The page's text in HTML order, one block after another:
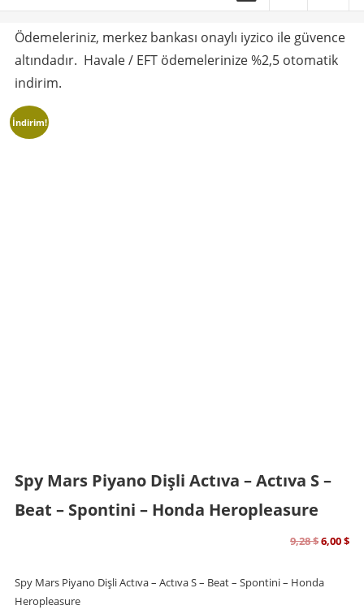
Ödemeleriniz, merkez bankası onaylı iyzico ile güvence
altındadır. Havale / EFT ödemelerinize %2,5 otomatik
indirim.
İndirim!
Spy Mars Piyano Dişli Actıva – Actıva S –
Beat – Spontini – Honda Heropleasure
9,28$Orijinal
6,00$Şu
Spy Mars Piyano Dişli Actıva – Actıva S – Beat – Spontini– Honda
Heropleasure